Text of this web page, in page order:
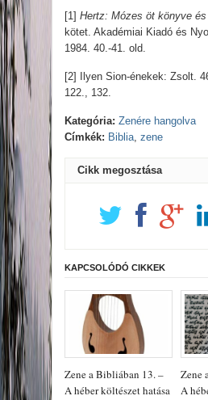
[1] Hertz: Mózes öt könyve és
kötet. Akadémiai Kiadó és
1984. 40.-41. old.
[2] Ilyen Sion-énekek: Zsolt.
122., 132.
Kategória: Zenére hangolva
Címkék: Biblia, zene
Cikk megosztása
KAPCSOLÓDÓ CIKKEK
Zene a Bibliában 13. –
A héber költészet hatása
Zene
A